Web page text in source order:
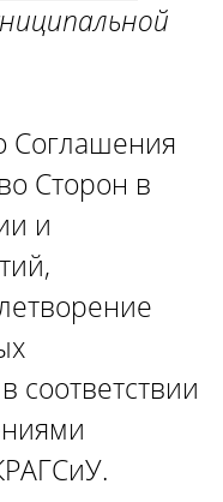
Соглашения
Сторон в
и
соответствии